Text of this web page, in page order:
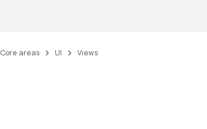
Core areas UI Views